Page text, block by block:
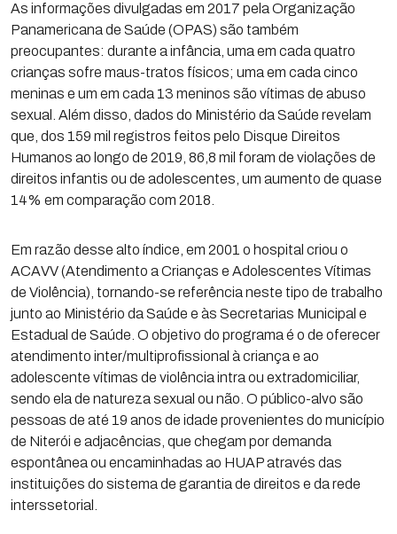
As informações divulgadas em 2017 pela Organização
Panamericana de Saúde (OPAS) são também
preocupantes: durante a infância, uma em cada quatro
crianças sofre maus-tratos físicos; uma em cada cinco
meninas e um em cada 13 meninos são vítimas de abuso
sexual. Além disso, dados do Ministério da Saúde revelam
que, dos 159 mil registros feitos pelo Disque Direitos
Humanos ao longo de 2019, 86,8 mil foram de violações de
direitos infantis ou de adolescentes, um aumento de quase
14% em comparação com 2018.
Em razão desse alto índice, em 2001 o hospital criou o
ACAVV (Atendimento a Crianças e Adolescentes Vítimas
de Violência), tornando-se referência neste tipo de trabalho
junto ao Ministério da Saúde e às Secretarias Municipal e
Estadual de Saúde. O objetivo do programa é o de oferecer
atendimento inter/multiprofissional à criança e ao
adolescente vítimas de violência intra ou extradomiciliar,
sendo ela de natureza sexual ou não. O público-alvo são
pessoas de até 19 anos de idade provenientes do município
de Niterói e adjacências, que chegam por demanda
espontânea ou encaminhadas ao HUAP através das
instituições do sistema de garantia de direitos e da rede
interssetorial.